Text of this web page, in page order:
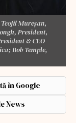
Mureșan,
President,
& CEO
Bob Temple,
în Google
News